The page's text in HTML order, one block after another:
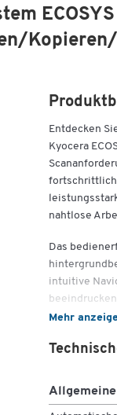
Mehr
Entdecken
Kyocera
nahtlose
Das
intuitive
bis zu 45
36-monatige